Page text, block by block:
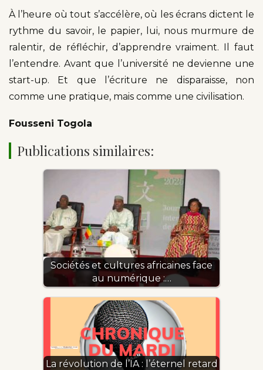
À l’heure où tout s’accélère, où les écrans dictent le
rythme du savoir, le papier, lui, nous murmure de
ralentir, de réfléchir, d’apprendre vraiment. Il faut
l’entendre. Avant que l’université ne devienne une
start-up. Et que l’écriture ne disparaisse, non
comme une pratique, mais comme une civilisation.
Fousseni Togola
Publications similaires:
Sociétés et cultures africaines face
au numérique :…
La révolution de l’IA : l’éternel retard